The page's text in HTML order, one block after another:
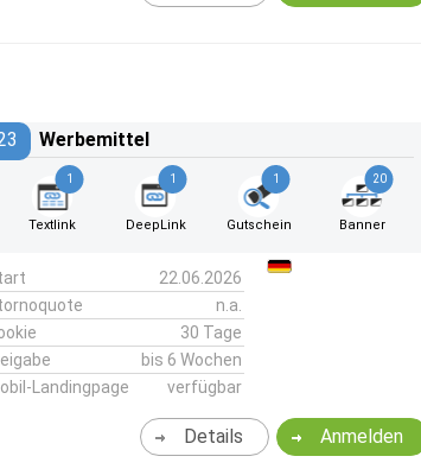
Werbemittel
1
Textlink
1
DeepLink
1
Gutschein
20
Banner
22.06.2026
n.a.
30 Tage
bis 6 Wochen
Landingpage
verfügbar
Anmelden
Details